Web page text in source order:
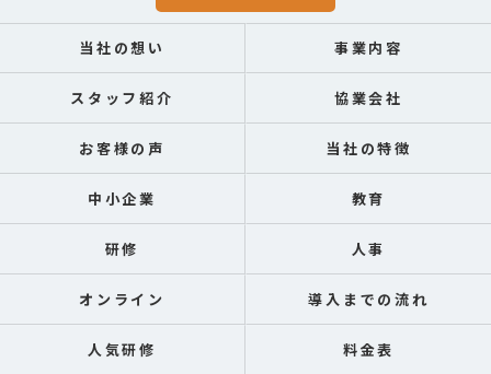
当社の想い 事業内容
スタッフ紹介 協業会社
お客様の声 当社の特徴
中小企業 教育
研修 人事
オンライン 導入までの流れ
人気研修 料金表